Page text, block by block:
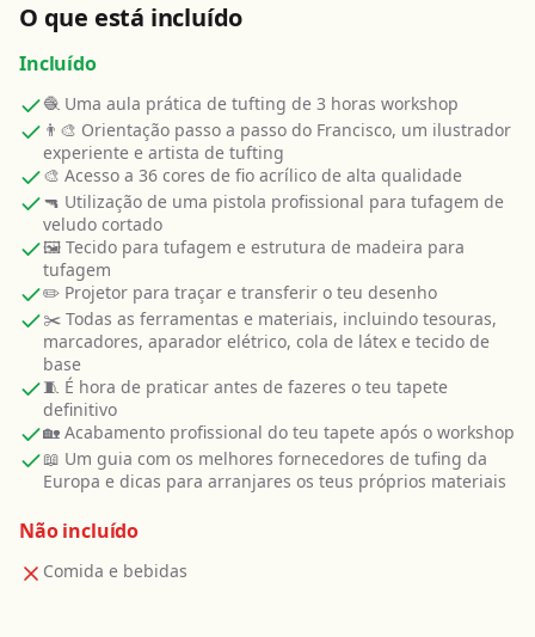
O que está incluído
Incluído
🧶 Uma aula prática de tufting de 3 horas workshop
👨‍🎨 Orientação passo a passo do Francisco, um ilustrador
experiente e artista de tufting
🎨 Acesso a 36 cores de fio acrílico de alta qualidade
🔫 Utilização de uma pistola profissional para tufagem de
veludo cortado
🖼️ Tecido para tufagem e estrutura de madeira para
tufagem
✏️ Projetor para traçar e transferir o teu desenho
✂️ Todas as ferramentas e materiais, incluindo tesouras,
marcadores, aparador elétrico, cola de látex e tecido de
base
🧵 É hora de praticar antes de fazeres o teu tapete
definitivo
🏡 Acabamento profissional do teu tapete após o workshop
📖 Um guia com os melhores fornecedores de tufing da
Europa e dicas para arranjares os teus próprios materiais
Não incluído
Comida e bebidas